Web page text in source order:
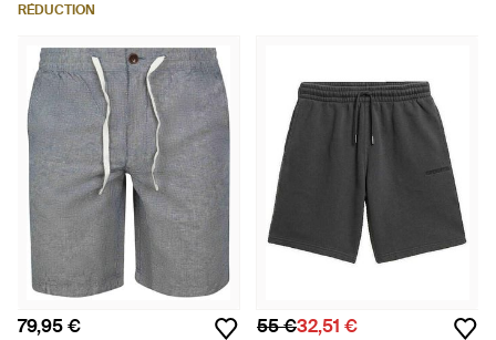
RÉDUCTION
79,95 € 55 €32,51 €